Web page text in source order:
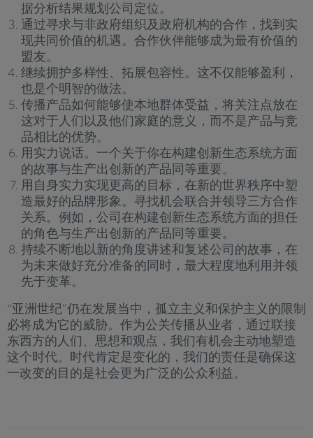
据分析结果规划公司定位。
通过寻求与非政府组织及政府机构的合作，找到实
现共同价值的机遇。合作伙伴能够成为最有价值的
盟友。
继续拥护多样性、拓展包容性。这不仅能够盈利，
也是个明智的做法。
传播产品如何能够使本地群体受益，将关注点放在
这对于人们以及他们家庭的意义，而不是产品与竞
品相比的优势。
用实力说话。一个关于你在构建创新生态系统方面
的故事与生产出创新的产品同等重要。
用自身实力实现更高的目标，在新的世界秩序中塑
造最好的品牌形象。寻找机会联合并领导三方合作
关系。例如，公司在构建创新生态系统方面的担任
的角色与生产出创新的产品同等重要。
持续不断地以新的角度讲述和复述公司的故事，在
为未来做好充分准备的同时，最大程度地利用并领
先于变革。
“亚洲世纪”仍在发展当中，孤立主义和保护主义的限制
必将成为它的威胁。作为公关传播从业者，通过联接
东西方的人们、思想和观点，我们有机会主动地塑造
这个时代。时代肯定是变化的，我们的责任是确保这
一改变的目的是社会更为广泛的公众利益。